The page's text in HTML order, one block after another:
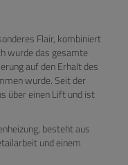
Flair, kombiniert
wurde das gesamte
auf den Erhalt des
wurde. Seit der
über einen Lift und ist
besteht aus
und einem